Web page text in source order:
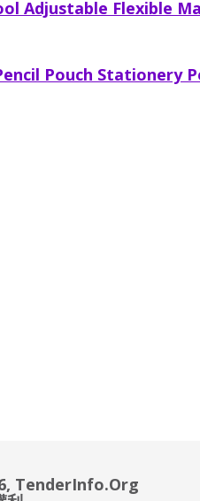
Adjustable Flexible
Pouch Stationery
TenderInfo.Org